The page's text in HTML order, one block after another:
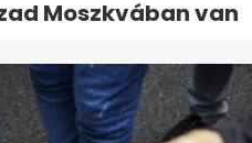
Moszkvában van